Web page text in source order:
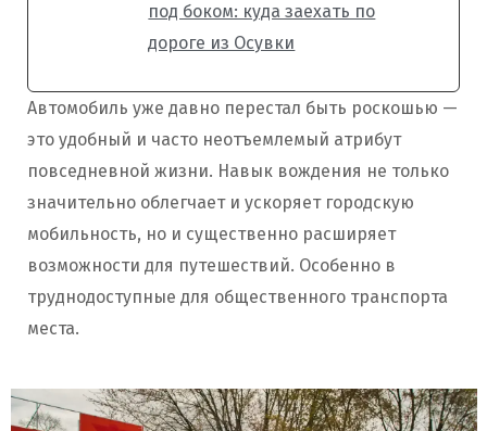
под боком: куда заехать по
дороге из Осувки
Автомобиль уже давно перестал быть роскошью —
это удобный и часто неотъемлемый атрибут
повседневной жизни. Навык вождения не только
значительно облегчает и ускоряет городскую
мобильность, но и существенно расширяет
возможности для путешествий. Особенно в
труднодоступные для общественного транспорта
места.